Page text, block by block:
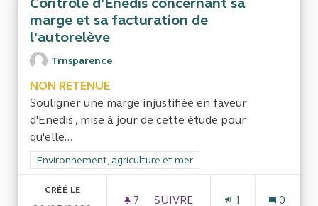
marge et sa facturation de
l'autorelève
Trnsparence
NON RETENUE
Souligner une marge injustifiée en faveur
d'Enedis , mise à jour de cette étude pour
qu'elle...
Filtrer les résultats de la catégorie : Environnement,
Environnement, agriculture et mer
CRÉÉ LE
7 7 ABONNÉS
SUIVRE
1 0